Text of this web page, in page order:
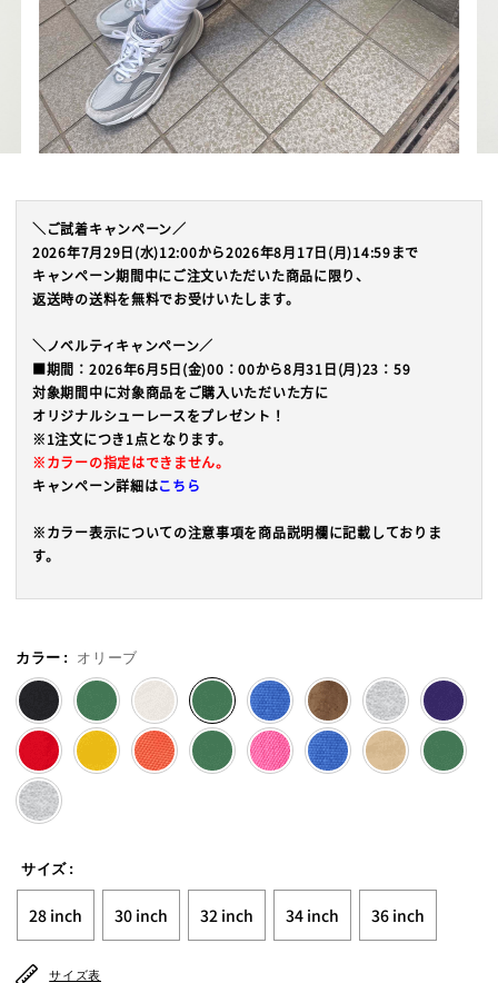
＼ご試着キャンペーン／
2026年7月29日(水)12:00から2026年8月17日(月)14:59まで
キャンペーン期間中にご注文いただいた商品に限り、
返送時の送料を無料でお受けいたします。
＼ノベルティキャンペーン／
■期間：2026年6月5日(金)00：00から8月31日(月)23：59
対象期間中に対象商品をご購入いただいた方に
オリジナルシューレースをプレゼント！
※1注文につき1点となります。
※カラーの指定はできません。
キャンペーン詳細はこちら
※カラー表示についての注意事項を商品説明欄に記載しておりま
す。
カラー: オリーブ
selected
サイズ:
28 inch 30 inch 32 inch 34 inch 36 inch
サイズ表